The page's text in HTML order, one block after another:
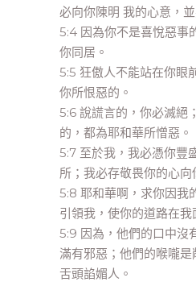
必向你陳明 我的心意，並
5:4 因為你不是喜悅惡事
你同居。
5:5 狂傲人不能站在你眼
你所恨惡的。
5:6 說謊言的，你必滅絕
的，都為耶和華所憎惡。
5:7 至於我，我必憑你豐
所；我必存敬畏你的心向
5:8 耶和華啊，求你因我
引領我，使你的道路在我
5:9 因為，他們的口中沒
滿有邪惡；他們的喉嚨
舌頭諂媚人。